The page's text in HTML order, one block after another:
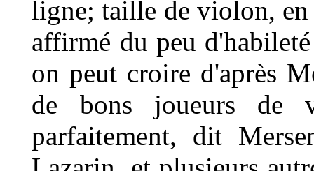
ligne; taille de violon,
affirmé du peu
on peut croire d'après
de bons joueurs de
parfaitement, dit